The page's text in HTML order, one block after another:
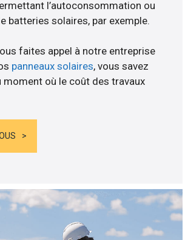
l’autoconsommation ou
batteries solaires, par exemple.
faites appel à notre entreprise
panneaux solaires, vous savez
moment où le coût des travaux